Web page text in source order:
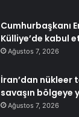
Cumhurbaşkanı
Külliye’de kabul
Ağustos 7, 2026
İran’dan nükleer
savaşın bölgeye
Ağustos 7, 2026